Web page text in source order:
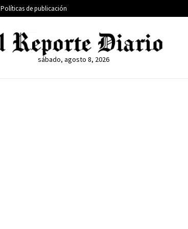
Políticas de publicación
sábado, agosto 8, 2026